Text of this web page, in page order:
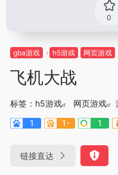
0
gba游戏 h5游戏 网页游戏
飞机大战
标签： h5游戏 网页游戏
1
1- 1
链接直达